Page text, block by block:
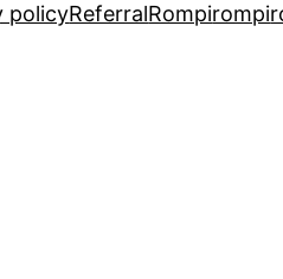
policyReferralRompirompi